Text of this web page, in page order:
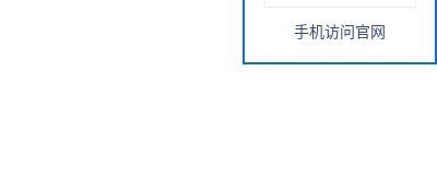
手机访问官网